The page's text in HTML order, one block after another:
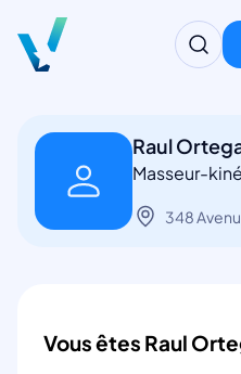
Raul
Masseur-
348
Vous êtes Raul